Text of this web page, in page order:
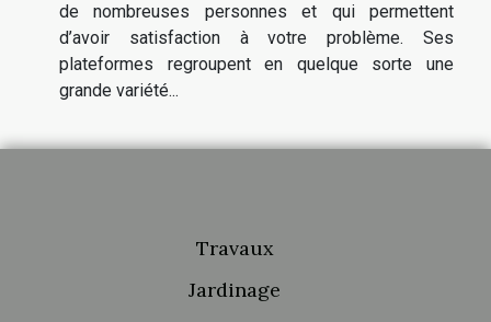
de nombreuses personnes et qui permettent
d’avoir satisfaction à votre problème. Ses
plateformes regroupent en quelque sorte une
grande variété...
Travaux
Jardinage